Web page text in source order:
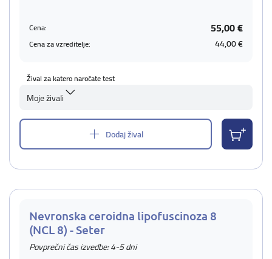
Cena: 55,00 €
Cena za vzreditelje: 44,00 €
Žival za katero naročate test
Moje živali
Dodaj žival
Nevronska ceroidna lipofuscinoza 8
(NCL 8) - Seter
Povprečni čas izvedbe: 4-5 dni